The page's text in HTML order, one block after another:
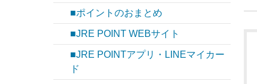
■ポイントのおまとめ
■JRE POINT WEBサイト
■JRE POINTアプリ・LINEマイカー
ド